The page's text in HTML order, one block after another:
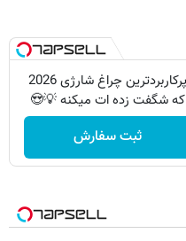
پرکاربردترین چراغ شارژی 2026
که شگفت زده ات میکنه 💡😍
ثبت سفارش